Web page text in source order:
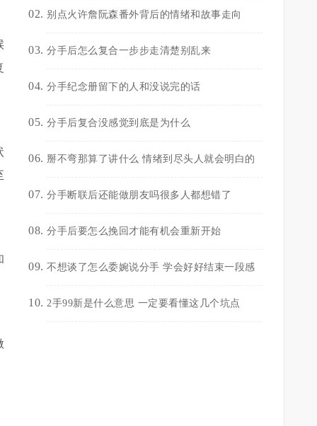
别点火许詹阮森番外背后的情绪和故事走向
分手后怎么复合一步步走清楚别乱来
分手纪念册留下的人和没说完的话
分手后复合没感觉到底是为什么
掰不弯那算了讲什么 情绪到尽头人就会明白的
分手断联后还能做朋友吗很多人都想错了
分手后要怎么挽回才能有机会重新开始
不想谈了怎么委婉说分手 学会好好结束一段感
2手99新是什么意思 一定要看懂这几个坑点